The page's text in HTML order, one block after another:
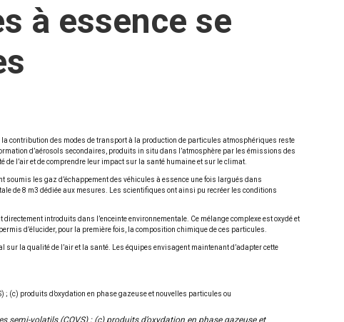
à essence se
contribution des modes de transport à la production de particules atmosphériques reste
d’aérosols secondaires, produits in situ dans l’atmosphère par les émissions des
l’air et de comprendre leur impact sur la santé humaine et sur le climat.
les gaz d’échappement des véhicules à essence une fois largués dans
de 8 m3 dédiée aux mesures. Les scientifiques ont ainsi pu recréer les conditions
introduits dans l’enceinte environnementale. Ce mélange complexe est oxydé et
d’élucider, pour la première fois, la composition chimique de ces particules.
la qualité de l’air et la santé. Les équipes envisagent maintenant d’adapter cette
volatils (COVS) ; (c) produits d’oxydation en phase gazeuse et